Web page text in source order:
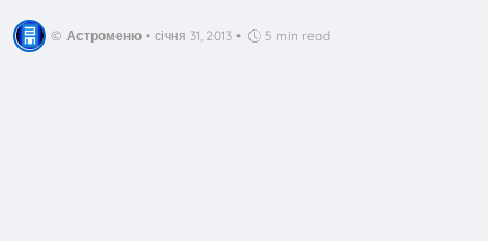
© Астроменю • січня 31, 2013 • 5 min read